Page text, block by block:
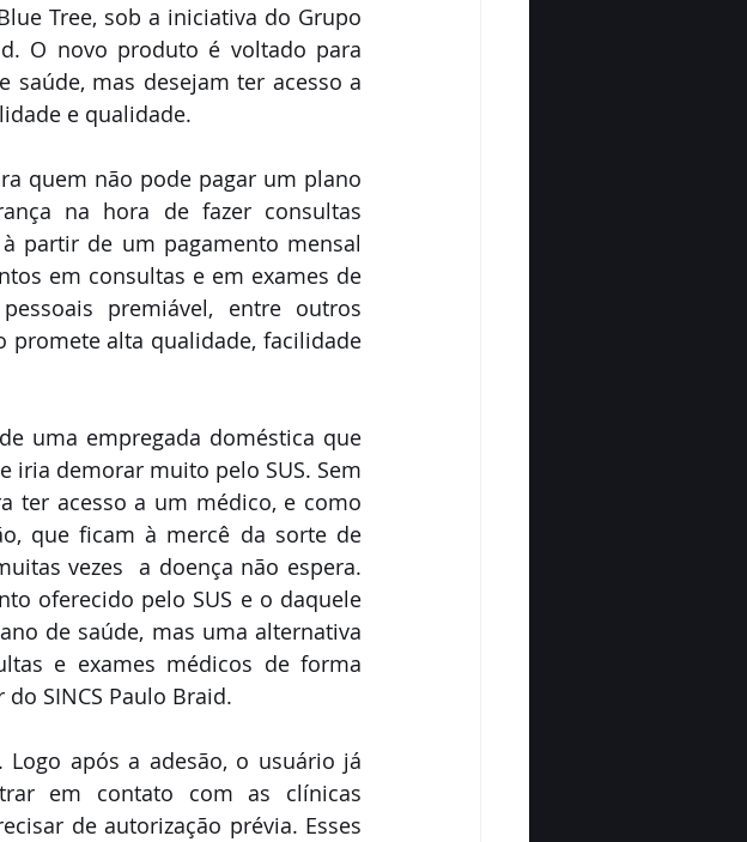
Tree, sob a iniciativa do Grupo
O novo produto é voltado para
saúde, mas desejam ter acesso a
e qualidade.
quem não pode pagar um plano
na hora de fazer consultas
partir de um pagamento mensal
em consultas e em exames de
premiável, entre outros
promete alta qualidade, facilidade
uma empregada doméstica que
iria demorar muito pelo SUS. Sem
ter acesso a um médico, e como
que ficam à mercê da sorte de
vezes  a doença não espera.
oferecido pelo SUS e o daquele
de saúde, mas uma alternativa
e exames médicos de forma
SINCS Paulo Braid.
Logo após a adesão, o usuário já
em contato com as clínicas
de autorização prévia. Esses